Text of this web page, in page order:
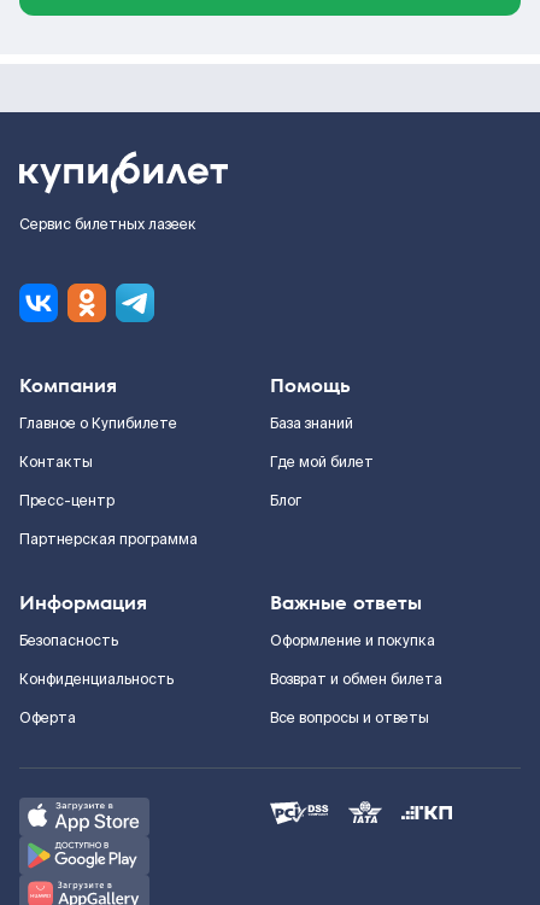
Сервис билетных лазеек
Компания
Главное о Купибилете
Контакты
Пресс-центр
Партнерская программа
Помощь
База знаний
Где мой билет
Блог
Информация
Безопасность
Конфиденциальность
Оферта
Важные ответы
Оформление и покупка
Возврат и обмен билета
Все вопросы и ответы